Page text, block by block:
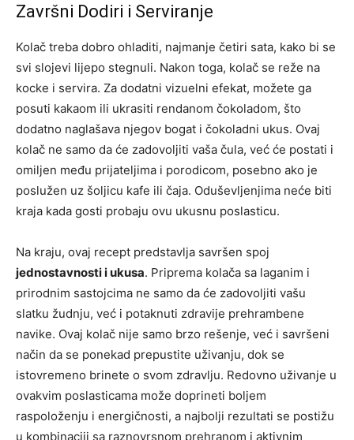
Završni Dodiri i Serviranje
Kolač treba dobro ohladiti, najmanje četiri sata, kako bi se
svi slojevi lijepo stegnuli. Nakon toga, kolač se reže na
kocke i servira. Za dodatni vizuelni efekat, možete ga
posuti kakaom ili ukrasiti rendanom čokoladom, što
dodatno naglašava njegov bogat i čokoladni ukus. Ovaj
kolač ne samo da će zadovoljiti vaša čula, već će postati i
omiljen među prijateljima i porodicom, posebno ako je
poslužen uz šoljicu kafe ili čaja. Oduševljenjima neće biti
kraja kada gosti probaju ovu ukusnu poslasticu.
Na kraju, ovaj recept predstavlja savršen spoj
jednostavnosti i ukusa. Priprema kolača sa laganim i
prirodnim sastojcima ne samo da će zadovoljiti vašu
slatku žudnju, već i potaknuti zdravije prehrambene
navike. Ovaj kolač nije samo brzo rešenje, već i savršeni
način da se ponekad prepustite uživanju, dok se
istovremeno brinete o svom zdravlju. Redovno uživanje u
ovakvim poslasticama može doprineti boljem
raspoloženju i energičnosti, a najbolji rezultati se postižu
u kombinaciji sa raznovrsnom prehranom i aktivnim